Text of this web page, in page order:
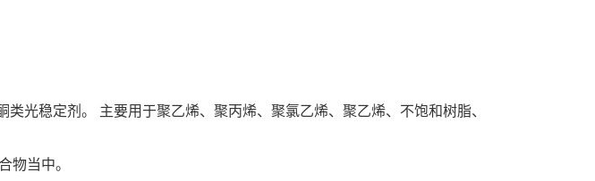
光稳定剂。 主要用于聚乙烯、聚丙烯、聚氯乙烯、聚乙烯、不饱和树脂、
物当中。